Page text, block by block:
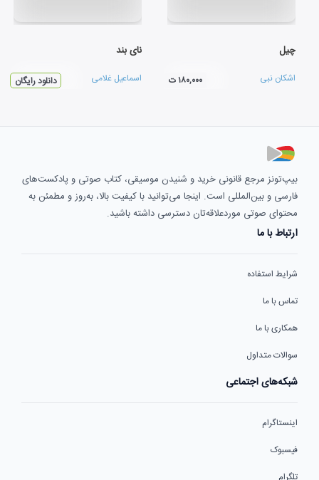
چیل
اشکان نبی ۱۸۰,۰۰۰ ت
نای بند
اسماعیل غلامی دانلود رایگان
بیپ‌تونز مرجع قانونی خرید و شنیدن موسیقی، کتاب صوتی و پادکست‌های
فارسی و بین‌المللی است. اینجا می‌توانید با کیفیت بالا، به‌روز و مطمئن به
محتوای صوتی موردعلاقه‌تان دسترسی داشته باشید.
ارتباط با ما
شرایط استفاده
تماس با ما
همکاری با ما
سوالات متداول
شبکه‌های اجتماعی
اینستاگرام
فیسبوک
تلگرام